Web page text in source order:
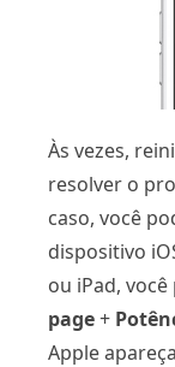
Às vezes,
resolver o
caso, você
dispositivo
ou iPad,
page+
Apple